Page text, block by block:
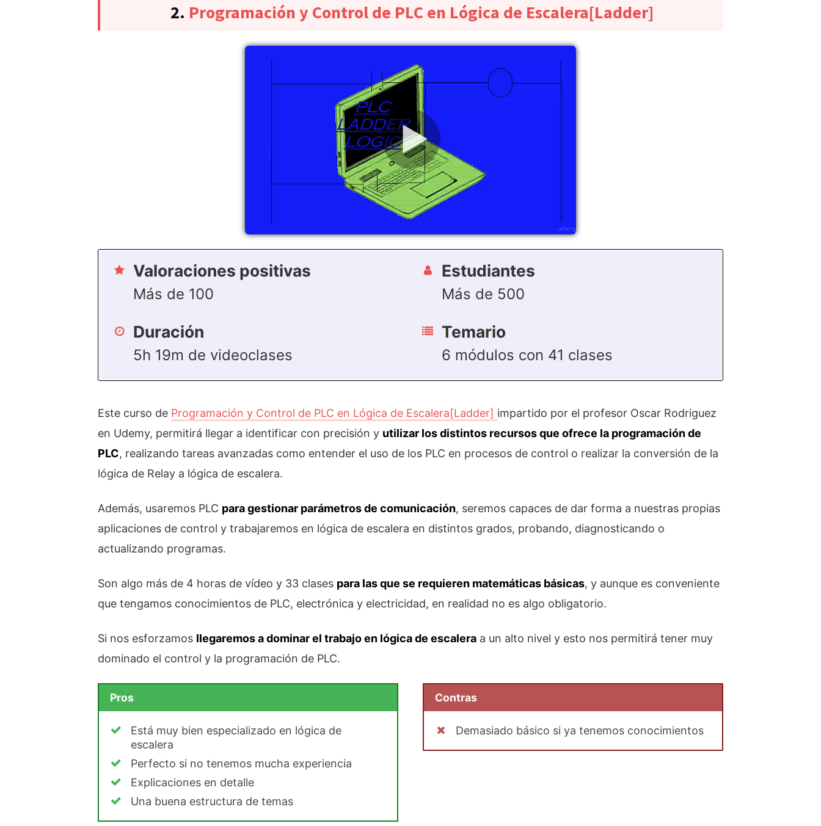
2. Programación y Control de PLC en Lógica de Escalera[Ladder]
Valoraciones positivas
Más de 100
Duración
5h 19m de videoclases
Estudiantes
Más de 500
Temario
6 módulos con 41 clases
Este curso de Programación y Control de PLC en Lógica de Escalera[Ladder] impartido por el profesor Oscar Rodriguez
en Udemy, permitirá llegar a identificar con precisión y utilizar los distintos recursos que ofrece la programación de
PLC, realizando tareas avanzadas como entender el uso de los PLC en procesos de control o realizar la conversión de la
lógica de Relay a lógica de escalera.
Además, usaremos PLC para gestionar parámetros de comunicación, seremos capaces de dar forma a nuestras propias
aplicaciones de control y trabajaremos en lógica de escalera en distintos grados, probando, diagnosticando o
actualizando programas.
Son algo más de 4 horas de vídeo y 33 clases para las que se requieren matemáticas básicas, y aunque es conveniente
que tengamos conocimientos de PLC, electrónica y electricidad, en realidad no es algo obligatorio.
Si nos esforzamos llegaremos a dominar el trabajo en lógica de escalera a un alto nivel y esto nos permitirá tener muy
dominado el control y la programación de PLC.
Pros
Está muy bien especializado en lógica de
escalera
Perfecto si no tenemos mucha experiencia
Explicaciones en detalle
Una buena estructura de temas
Contras
Demasiado básico si ya tenemos conocimientos